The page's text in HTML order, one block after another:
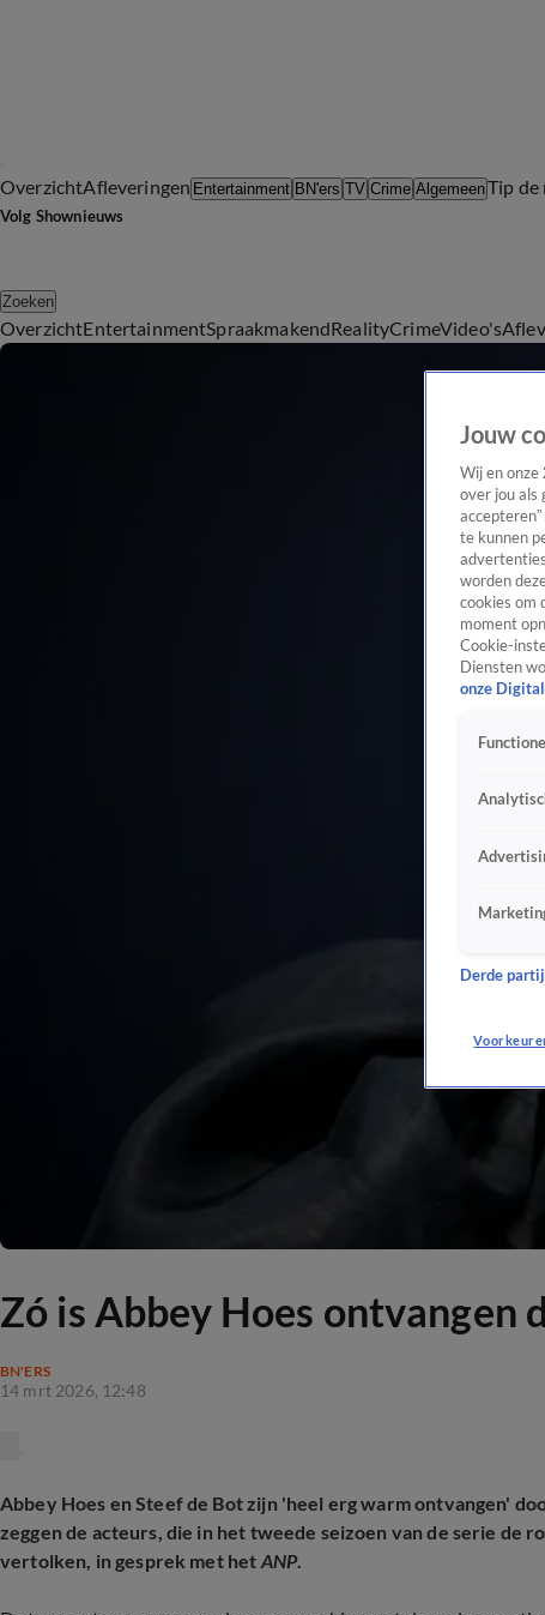
OverzichtAfleveringen Entertainment BN'ers TV Crime AlgemeenTip de
Volg Shownieuws
Zoeken
OverzichtEntertainmentSpraakmakendRealityCrimeVideo's
Zó is Abbey Hoes ontvangen
BN'ERS
14 mrt 2026, 12:48
Abbey Hoes en Steef de Bot zijn 'heel erg warm ontvangen'
zeggen de acteurs, die in het tweede seizoen van de serie de
vertolken, in gesprek met het ANP.
Jouw
Wij en onze
over jou als
te kunnen
worden
cookies om
moment
Cookie-
Diensten
onze
Derde